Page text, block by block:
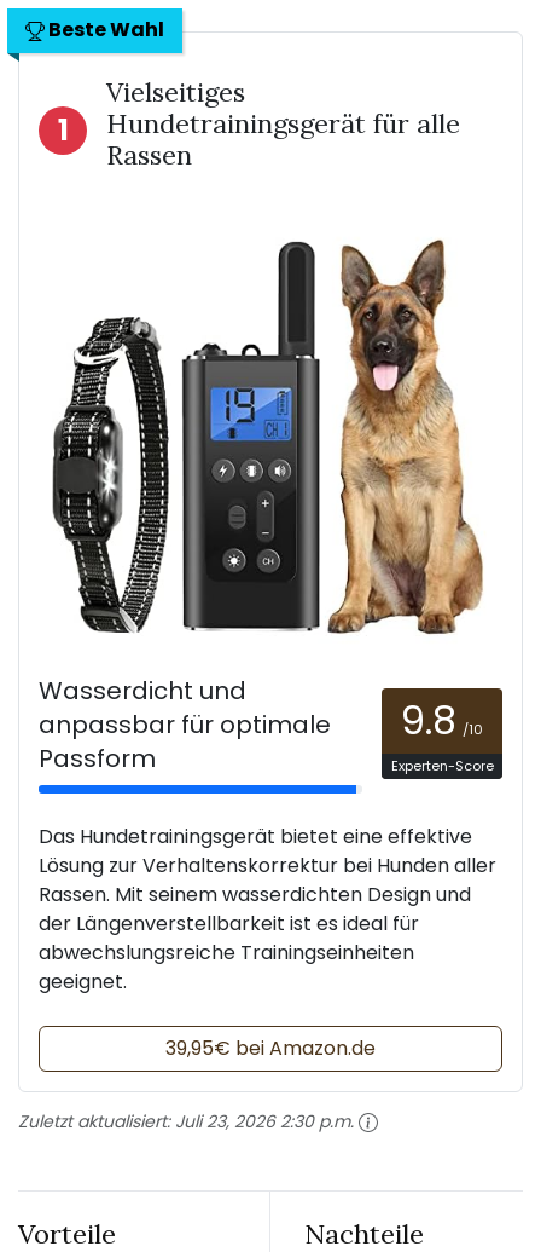
Beste Wahl
1
Vielseitiges
Hundetrainingsgerät für alle
Rassen
Wasserdicht und
anpassbar für optimale
Passform
9.8 /10
Experten-Score
Das Hundetrainingsgerät bietet eine effektive
Lösung zur Verhaltenskorrektur bei Hunden aller
Rassen. Mit seinem wasserdichten Design und
der Längenverstellbarkeit ist es ideal für
abwechslungsreiche Trainingseinheiten
geeignet.
39,95€ bei Amazon.de
Zuletzt aktualisiert: Juli 23, 2026 2:30 p.m.
Vorteile Nachteile